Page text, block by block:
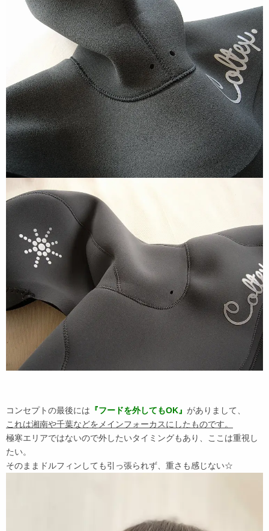
コンセプトの最後には 『フードを外してもOK』 がありまして、
これは湘南や千葉などをメインフォーカスにしたものです。
極寒エリアではないので外したいタイミングもあり、ここは重視し
たい。
そのままドルフィンしても引っ張られず、重さも感じない☆